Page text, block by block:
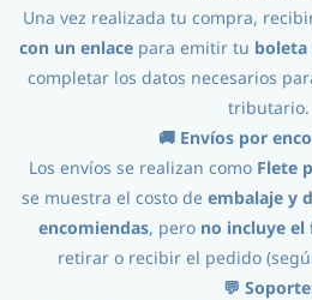
// Lupulos //
Lupulo5kg Golding Hukins hops
Una vez realizada tu compra,
con un enlace para emitir tu boleta
completar los datos necesarios
tributario.
🚚 Envíos por
Los envíos se realizan como Flete
se muestra el costo de embalaje y
encomiendas, pero no incluye el
retirar o recibir el pedido
💬